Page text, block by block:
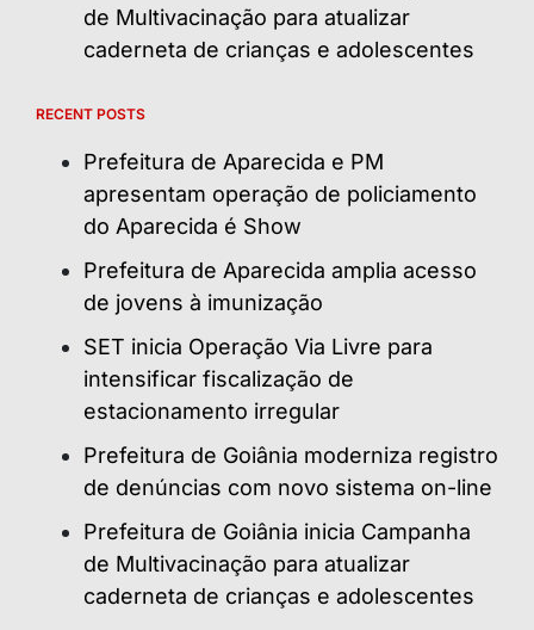
de Multivacinação para atualizar
caderneta de crianças e adolescentes
RECENT POSTS
Prefeitura de Aparecida e PM
apresentam operação de policiamento
do Aparecida é Show
Prefeitura de Aparecida amplia acesso
de jovens à imunização
SET inicia Operação Via Livre para
intensificar fiscalização de
estacionamento irregular
Prefeitura de Goiânia moderniza registro
de denúncias com novo sistema on-line
Prefeitura de Goiânia inicia Campanha
de Multivacinação para atualizar
caderneta de crianças e adolescentes